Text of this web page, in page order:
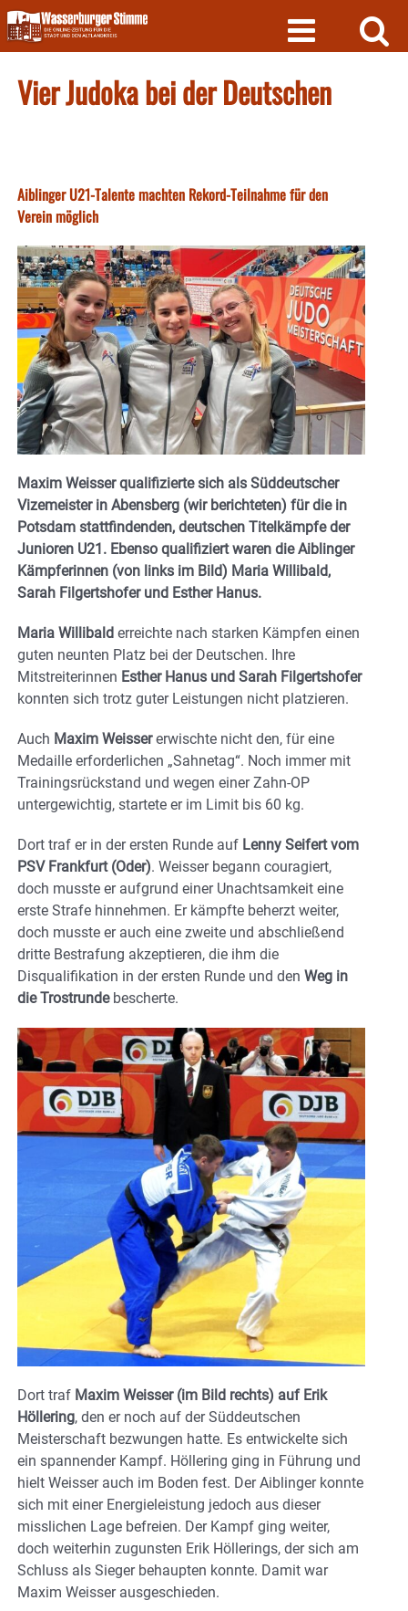
Skip
to
content
Vier Judoka bei der Deutschen
Aiblinger U21-Talente machten Rekord-Teilnahme für den
Verein möglich
Maxim Weisser qualifizierte sich als Süddeutscher
Vizemeister in Abensberg (wir berichteten) für die in
Potsdam stattfindenden, deutschen Titelkämpfe der
Junioren U21. Ebenso qualifiziert waren die Aiblinger
Kämpferinnen (von links im Bild) Maria Willibald,
Sarah Filgertshofer und Esther Hanus.
Maria Willibald erreichte nach starken Kämpfen einen
guten neunten Platz bei der Deutschen. Ihre
Mitstreiterinnen Esther Hanus und Sarah Filgertshofer
konnten sich trotz guter Leistungen nicht platzieren.
Auch Maxim Weissererwischte nicht den, für eine
Medaille erforderlichen „Sahnetag“. Noch immer mit
Trainingsrückstand und wegen einer Zahn-OP
untergewichtig, startete er im Limit bis 60 kg.
Dort traf er in der ersten Runde auf Lenny Seifert vom
PSV Frankfurt (Oder). Weisser begann couragiert,
doch musste er aufgrund einer Unachtsamkeit eine
erste Strafe hinnehmen. Er kämpfte beherzt weiter,
doch musste er auch eine zweite und abschließend
dritte Bestrafung akzeptieren, die ihm die
Disqualifikation in der ersten Runde und den Weg in
die Trostrundebescherte.
Dort traf Maxim Weisser (im Bild rechts) auf Erik
Höllering, den er noch auf der Süddeutschen
Meisterschaft bezwungen hatte. Es entwickelte sich
ein spannender Kampf. Höllering ging in Führung und
hielt Weisser auch im Boden fest. Der Aiblinger konnte
sich mit einer Energieleistung jedoch aus dieser
misslichen Lage befreien. Der Kampf ging weiter,
doch weiterhin zugunsten Erik Höllerings, der sich am
Schluss als Sieger behaupten konnte. Damit war
Maxim Weisser ausgeschieden.